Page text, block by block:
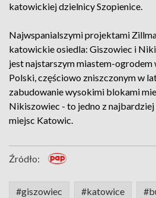
katowickiej dzielnicy Szopienice.
Najwspanialszymi projektami
katowickie osiedla: Giszowiec i
jest najstarszym miastem-ogrodem
Polski, częściowo zniszczonym w
zabudowanie wysokimi blokami
Nikiszowiec - to jedno z
miejsc Katowic.
Źródło:
#giszowiec #katowice